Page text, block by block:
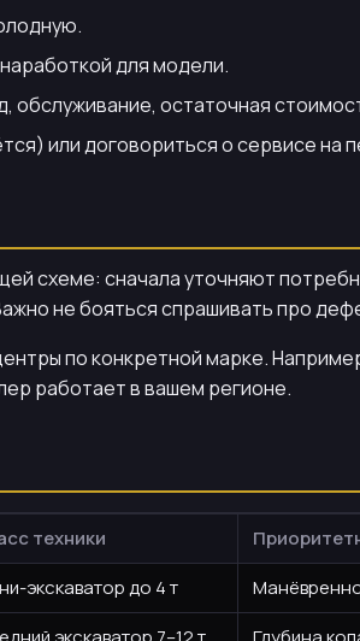
для модели.
обслуживание, остаточная
или договориться о сервисе на
схеме: сначала уточняют
не бояться спрашивать про
по конкретной марке.
работает в вашем регионе.
техники
экскаватор до 4 т